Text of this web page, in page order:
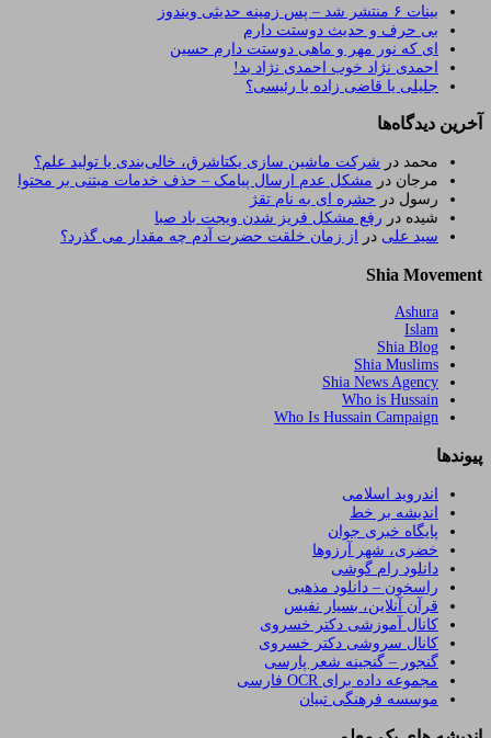
بینات ۶ منتشر شد – پس زمینه حدیثی ویندوز
بی حرف و حدیث دوستت دارم
ای که نور مهر و ماهی دوستت دارم حسین
احمدی نژاد خوب احمدی نژاد بد!
جلیلی یا قاضی زاده یا رئیسی؟
آخرین دیدگاه‌ها
محمد در شرکت ماشین سازی یکتاشرق، خالی‌بندی یا تولید علم؟
مرجان در مشکل عدم ارسال پیامک – حذف خدمات مبتنی بر محتوا
رسول در حشره ای به نام تقژ
شیده در رفع مشکل فریز شدن ویجت باد صبا
سید علی در از زمان خلقت حضرت آدم چه مقدار می گذرد؟
Shia Movement
Ashura
Islam
Shia Blog
Shia Muslims
Shia News Agency
Who is Hussain
Who Is Hussain Campaign
پیوندها
اندروید اسلامی
اندیشه بر خط
پایگاه خبری جوان
خضری، شهر آرزوها
دانلود رام گوشی
راسخون – دانلود مذهبی
قرآن آنلاین، بسیار نفیس
کانال آموزشی دکتر خسروی
کانال سروشی دکتر خسروی
گنجور – گنجینه شعر پارسی
مجموعه داده برای OCR فارسی
موسسه فرهنگی تبیان